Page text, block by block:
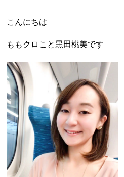
こんにちは
ももクロこと黒田桃美です